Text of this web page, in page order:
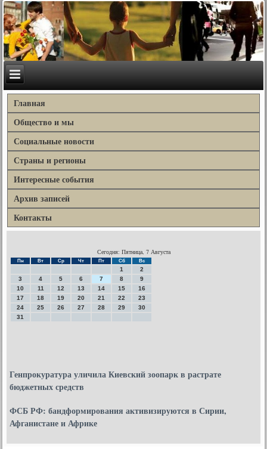
Главная
Общество и мы
Социальные новости
Страны и регионы
Интересные события
Архив записей
Контакты
Сегодня: Пятница, 7 Августа
Пн Вт Ср Чт Пт Сб Вс
1
2
3
4 5 6 7 8
9
10
11 12 13 14 15
16
17
18 19 20 21 22
23
24
25 26 27 28 29
30
31
Генпрокуратура уличила Киевский зоопарк в растрате
бюджетных средств
ФСБ РФ: бандформирования активизируются в Сирии,
Афганистане и Африке